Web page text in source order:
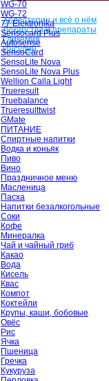
WG-70
WG-72
77 Elektronika
Sensocard Plus
Autosense
SensoCard
SensoLite Nova
SensoLite Nova Plus
Wellion Calla Light
Trueresult
Truebalance
Trueresulttwist
GMate
ПИТАНИЕ
Спиртные напитки
Водка и коньяк
Пиво
Вино
Праздничное меню
Масленица
Пасха
Напитки безалкогольные
Соки
Кофе
Минералка
Чай и чайный гриб
Какао
Вода
Кисель
Квас
Компот
Коктейли
Крупы, каши, бобовые
Овёс
Рис
Ячка
Пшеница
Гречка
Кукуруза
Холестерин и всё о нём
Лекарства и препараты
Гликемия
Инсулин